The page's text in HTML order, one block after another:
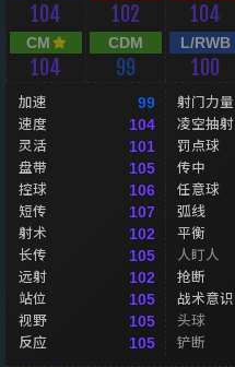
104 102 104
CM
104
CDM
99
L/RWB
100
加速 99
速度 104
灵活 101
盘带 105
控球 106
短传 107
射术 102
长传 105
远射 102
站位 105
视野 105
反应 105
射门力量
凌空抽射
罚点球
传中
任意球
弧线
平衡
人盯人
抢断
战术意识
头球
铲断